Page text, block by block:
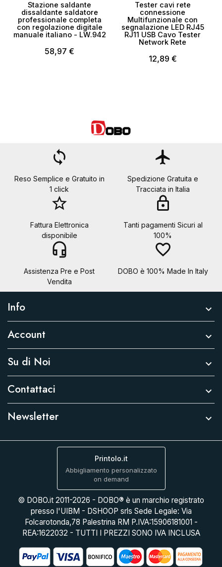
Stazione saldante
dissaldante saldatore
professionale completa
con regolazione digitale
manuale italiano - LW.942
58,97 €
Tester cavi rete
connessione
Multifunzionale con
segnalazione LED RJ45
RJ11 USB Cavo Tester
Network Rete
12,89 €
loop
Reso Semplice e Gratuito in
1 click
flight
Spedizione Gratuita e
Tracciata in Italia
star_border
Fattura Elettronica
disponibile
lock
Tanti pagamenti Sicuri al
100%
headset_mic
Assistenza Pre e Post
Vendita
favorite_border
DOBO è 100% Made In Italy
Info 
Account 
Su di Noi 
Contattaci 
Newsletter 
Printolo.it
Abbigliamento personalizzato
on demand
© DOBO.it 2011-2026 - DOBO® è un marchio registrato
presso l'UIBM - DSHOOP srls Sede Legale: Via
Folcarotonda,78 Palestrina RM P.IVA:15906181001 -
REA:1622032 - TUTTI I PREZZI SONO IVA INCLUSA